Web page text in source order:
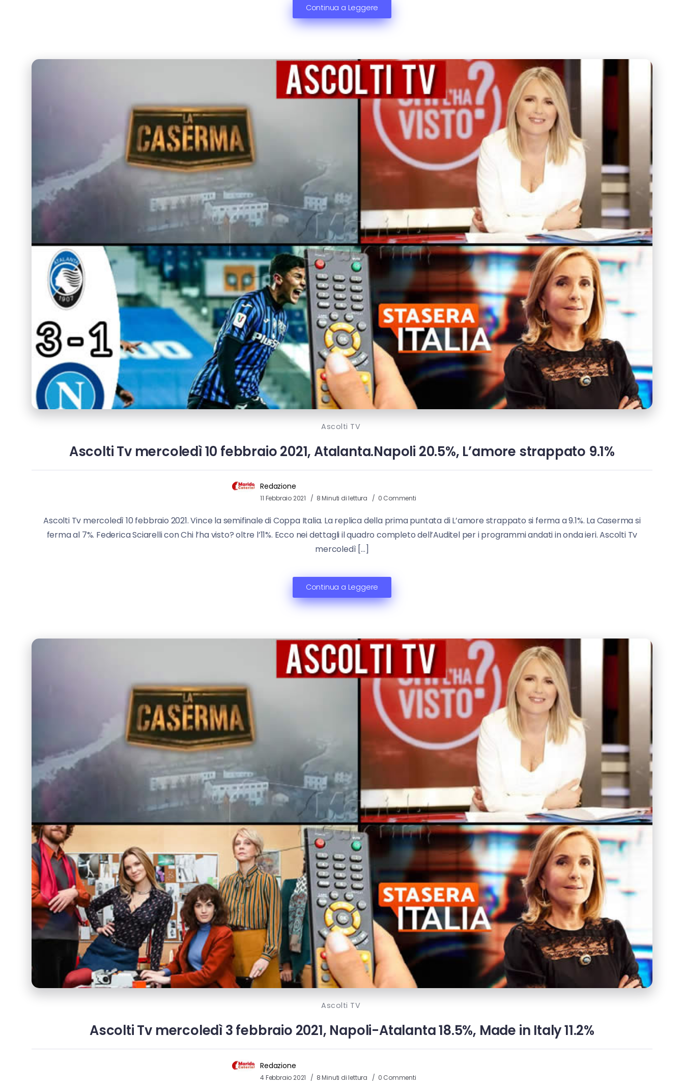
Continua a Leggere
Ascolti TV
Ascolti Tv mercoledì 10 febbraio 2021, Atalanta.Napoli 20.5%, L’amore strappato 9.1%
Redazione
11 Febbraio 2021 8 Minuti di lettura 0 Commenti
Ascolti Tv mercoledì 10 febbraio 2021. Vince la semifinale di Coppa Italia. La replica della prima puntata di L’amore strappato si ferma a 9.1%. La Caserma si
ferma al 7%. Federica Sciarelli con Chi l’ha visto? oltre l’11%. Ecco nei dettagli il quadro completo dell’Auditel per i programmi andati in onda ieri. Ascolti Tv
mercoledì […]
Continua a Leggere
Ascolti TV
Ascolti Tv mercoledì 3 febbraio 2021, Napoli-Atalanta 18.5%, Made in Italy 11.2%
Redazione
4 Febbraio 2021 8 Minuti di lettura 0 Commenti